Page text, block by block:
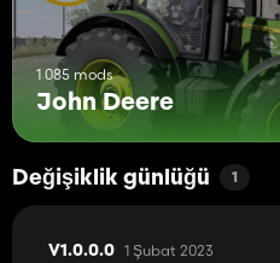
1 085 mods
John Deere
Değişiklik günlüğü 1
V1.0.0.0 1 Şubat 2023